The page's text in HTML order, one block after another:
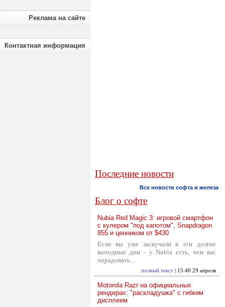
Реклама на сайте
Контактная информация
Последние новости
Все новости софта и железа
Блог о софте
Nubia Red Magic 3: игровой смартфон
с кулером "под капотом", Snapdragon
855 и ценником от $430
Если вы уже заскучали в эти долгие
выходные дни - у Nubia есть, чем вас
порадовать...
полный текст | 15:40 29 апреля
Motorola Razr на официальных
рендерах: "раскладушка" с гибким
дисплеем